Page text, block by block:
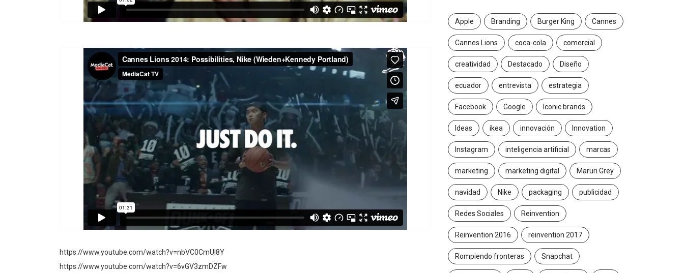
https://www.youtube.com/watch?v=nbVC0CmUI8Y
https://www.youtube.com/watch?v=6vGV3zmDZFw
Apple Branding Burger King Cannes
Cannes Lions coca-cola comercial
creatividad Destacado Diseño
ecuador entrevista estrategia
Facebook Google Iconic brands
Ideas ikea innovación Innovation
Instagram inteligencia artificial marcas
marketing marketing digital Maruri Grey
navidad Nike packaging publicidad
Redes Sociales Reinvention
Reinvention 2016 reinvention 2017
Rompiendo fronteras Snapchat